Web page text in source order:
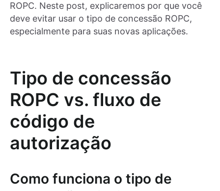
ROPC. Neste post, explicaremos por que você
deve evitar usar o tipo de concessão ROPC,
especialmente para suas novas aplicações.
Tipo de concessão
ROPC vs. fluxo de
código de
autorização
Como funciona o tipo de